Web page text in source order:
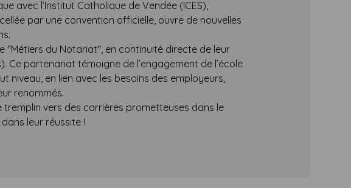
avec l’Institut Catholique de Vendée (ICES),
par une convention officielle, ouvre de nouvelles
"Métiers du Notariat", en continuité directe de leur
Ce partenariat témoigne de l’engagement de l’école
en lien avec les besoins des employeurs,
renommés.
tremplin vers des carrières prometteuses dans le
leur réussite !